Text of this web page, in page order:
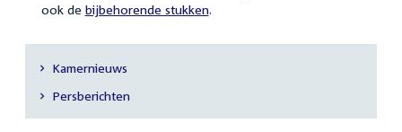
ook de bijbehorende stukken.
Secundaire
navigatie
Kamernieuws
Persberichten